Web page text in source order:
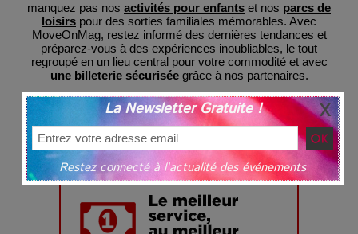
manquez pas nos activités pour enfants et nos parcs de
loisirs pour des sorties familiales mémorables. Avec
MoveOnMag, restez informé des dernières tendances et
préparez-vous à des expériences inoubliables, le tout
regroupé en un lieu central pour votre commodité et avec
une billeterie sécuriséegrâce à nos partenaires.
La Newsletter Gratuite !
Restez connecté à l'actualité des événements